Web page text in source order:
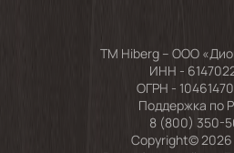
TM Hiberg – ООО
ИНН -
ОГРН -
Поддержка по
8 (800) 350-
Copyright© 2026